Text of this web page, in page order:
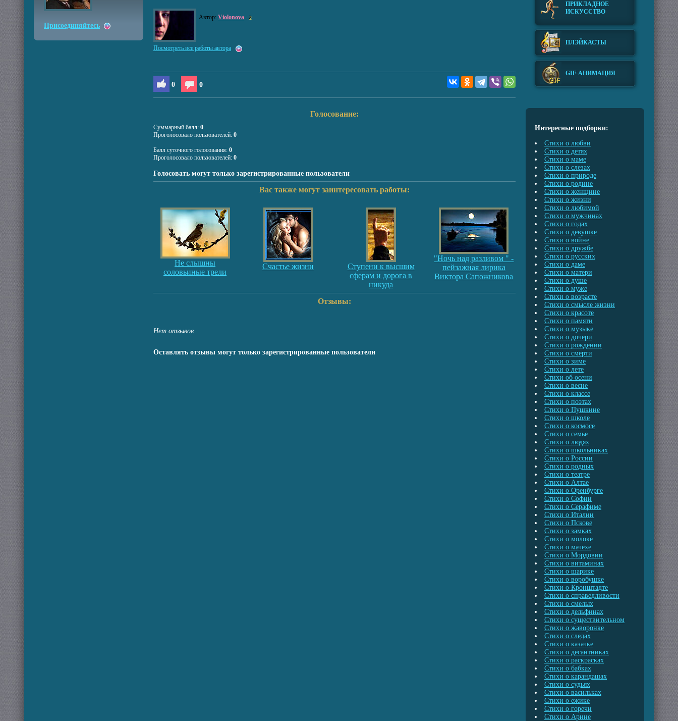
Автор:Violonova 2
Посмотреть все работы автора
0 0
Голосование:
Суммарный балл: 0
Проголосовало пользователей: 0
Балл суточного голосования: 0
Проголосовало пользователей: 0
Голосовать могут только зарегистрированные пользователи
Вас также могут заинтересовать работы:
Не слышны
соловьиные трели
Счастье жизни
Ступени к высшим
сферам и дорога в
никуда
"Ночь над разливом " -
пейзажная лирика
Виктора Сапожникова
Отзывы:
Нет отзывов
Оставлять отзывы могут только зарегистрированные пользователи
Присоединяйтесь
ПРИКЛАДНОЕ
ИСКУССТВО
ПЛЭЙКАСТЫ
GIF-АНИМАЦИЯ
Интересные подборки:
Стихи о любви
Стихи о детях
Стихи о маме
Стихи о слезах
Стихи о природе
Стихи о родине
Стихи о женщине
Стихи о жизни
Стихи о любимой
Стихи о мужчинах
Стихи о годах
Стихи о девушке
Стихи о войне
Стихи о дружбе
Стихи о русских
Стихи о даме
Стихи о матери
Стихи о душе
Стихи о муже
Стихи о возрасте
Стихи о смысле жизни
Стихи о красоте
Стихи о памяти
Стихи о музыке
Стихи о дочери
Стихи о рождении
Стихи о смерти
Стихи о зиме
Стихи о лете
Стихи об осени
Стихи о весне
Стихи о классе
Стихи о поэтах
Стихи о Пушкине
Стихи о школе
Стихи о космосе
Стихи о семье
Стихи о людях
Стихи о школьниках
Стихи о России
Стихи о родных
Стихи о театре
Стихи о Алтае
Стихи о Оренбурге
Стихи о Софии
Стихи о Серафиме
Стихи о Италии
Стихи о Пскове
Стихи о замках
Стихи о молоке
Стихи о мачехе
Стихи о Мордовии
Стихи о витаминах
Стихи о шарике
Стихи о воробушке
Стихи о Кронштадте
Стихи о справедливости
Стихи о смелых
Стихи о дельфинах
Стихи о существительном
Стихи о жаворонке
Стихи о следах
Стихи о казачке
Стихи о десантниках
Стихи о раскрасках
Стихи о бабках
Стихи о карандашах
Стихи о судьях
Стихи о васильках
Стихи о ежике
Стихи о горечи
Стихи о Арине